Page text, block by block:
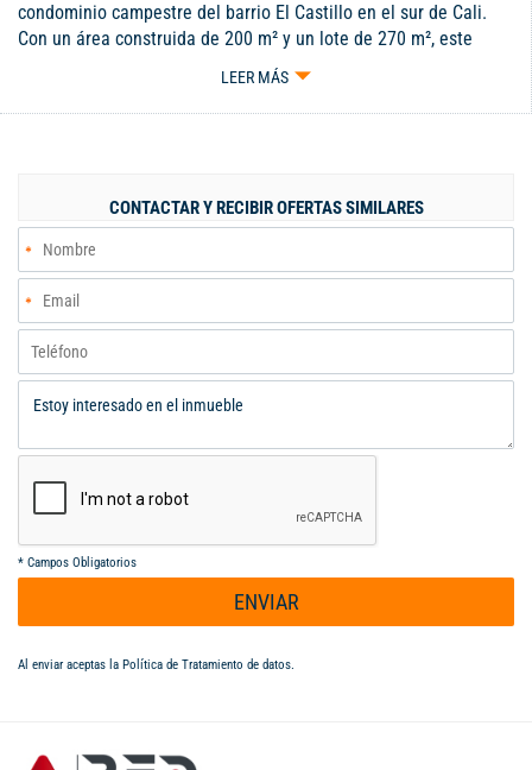
condominio campestre del barrio El Castillo en el sur de Cali.
Con un área construida de 200 m² y un lote de 270 m², este
inmueble ha sido meticulosamente remodelado, brindando una
luminosidad y ventilación natural. La casa cuenta con una
espacio perfecto para disfrutar en familia. La cocina integral,
equipada con una funcional barra, se complementa con una
práctica zona de oficios. Dispone de tres cómodas habitaciones,
siendo la principal un refugio privado con vestier, closet y baño
en suite. Además, cuenta con un baño social y un parqueadero
propio. El condominio ofrece una variedad de amenidades que
incluyen kiosko, piscina para adultos y niños, turco, zona
infantil, amplias zonas verdes y senderos, creando un entorno
ideal para disfrutar de la natura
LEER MÁS
CONTACTAR Y RECIBIR OFERTAS SIMILARES
* Campos Obligatorios
ENVIAR
Al enviar aceptas la Política de Tratamiento de datos.